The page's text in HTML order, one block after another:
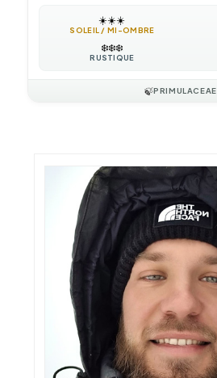
☀️☀️☀️
SOLEIL / MI-OMBRE
❄️❄️❄️
RUSTIQUE
🍃PRIMULACEAE